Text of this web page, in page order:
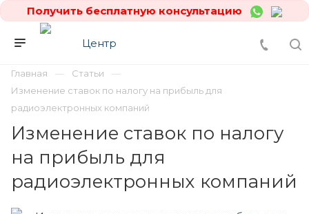
Получить бесплатную консультацию
Главная
Статьи
Изменение ставок по налогу на прибыль для
радиоэлектронных компаний
Изменение ставок по налогу
на прибыль для
радиоэлектронных компаний